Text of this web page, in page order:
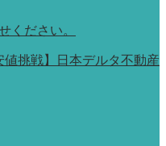
ください。